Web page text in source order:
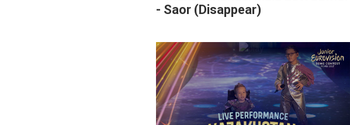
- Saor (Disappear)